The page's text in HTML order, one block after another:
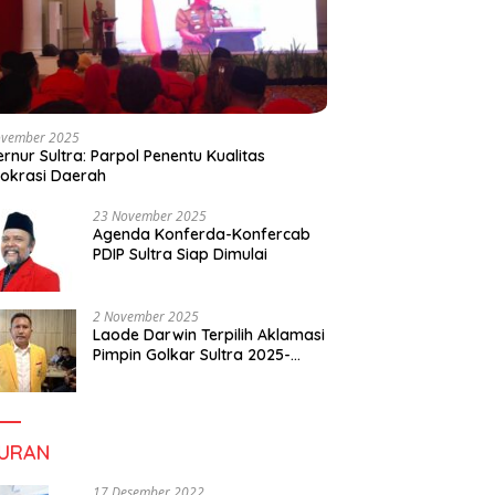
2025
Sultra: Parpol Penentu Kualitas
Daerah
23 November 2025
Agenda Konferda-Konfercab
PDIP Sultra Siap Dimulai
2 November 2025
Laode Darwin Terpilih Aklamasi
Pimpin Golkar Sultra 2025-